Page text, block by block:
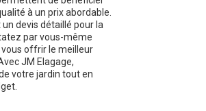
à un prix abordable.
devis détaillé pour la
par vous-même
offrir le meilleur
JM Elagage,
votre jardin tout en